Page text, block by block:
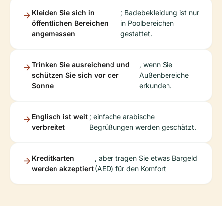
Kleiden Sie sich in
öffentlichen Bereichen
angemessen
; Badebekleidung ist nur
in Poolbereichen
gestattet.
Trinken Sie ausreichend und
schützen Sie sich vor der
Sonne
, wenn Sie
Außenbereiche
erkunden.
Englisch ist weit
verbreitet
; einfache arabische
Begrüßungen werden geschätzt.
Kreditkarten
werden akzeptiert
, aber tragen Sie etwas Bargeld
(AED) für den Komfort.